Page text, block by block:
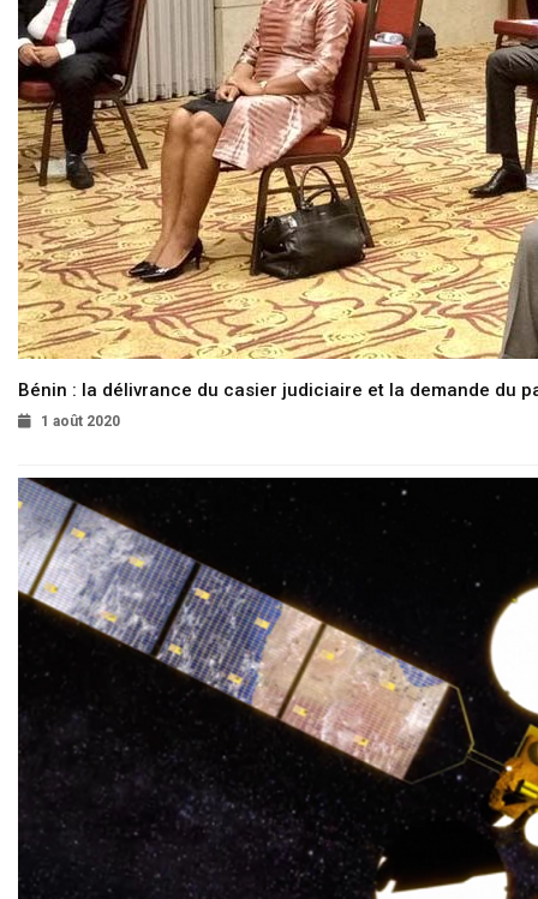
Bénin : la délivrance du casier judiciaire et la demande du
1 août 2020